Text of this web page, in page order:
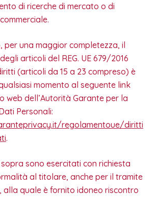
di ricerche di mercato o di
per una maggior completezza, il
articoli del REG. UE 679/2016
(articoli da 15 a 23 compreso) è
momento al seguente link
web dell’Autorità Garante per la
Personali:
regolamentoue/diritti
.
sopra sono esercitati con richiesta
al titolare, anche per il tramite
alla quale è fornito idoneo riscontro